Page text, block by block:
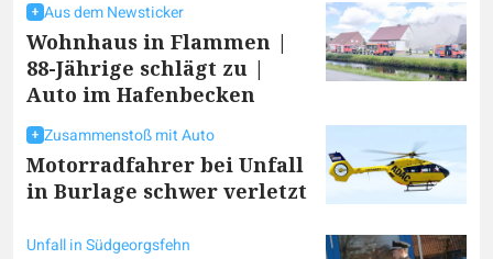
Aus dem Newsticker
Wohnhaus in Flammen |
88-Jährige schlägt zu |
Auto im Hafenbecken
Zusammenstoß mit Auto
Motorradfahrer bei Unfall
in Burlage schwer verletzt
Unfall in Südgeorgsfehn